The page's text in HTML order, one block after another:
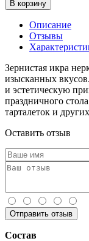
В корзину
Описание
Отзывы
Зернистая икра
изысканных
и эстетическую
праздничного
тарталеток и
Оставить отзыв
Отправить отзыв
Состав